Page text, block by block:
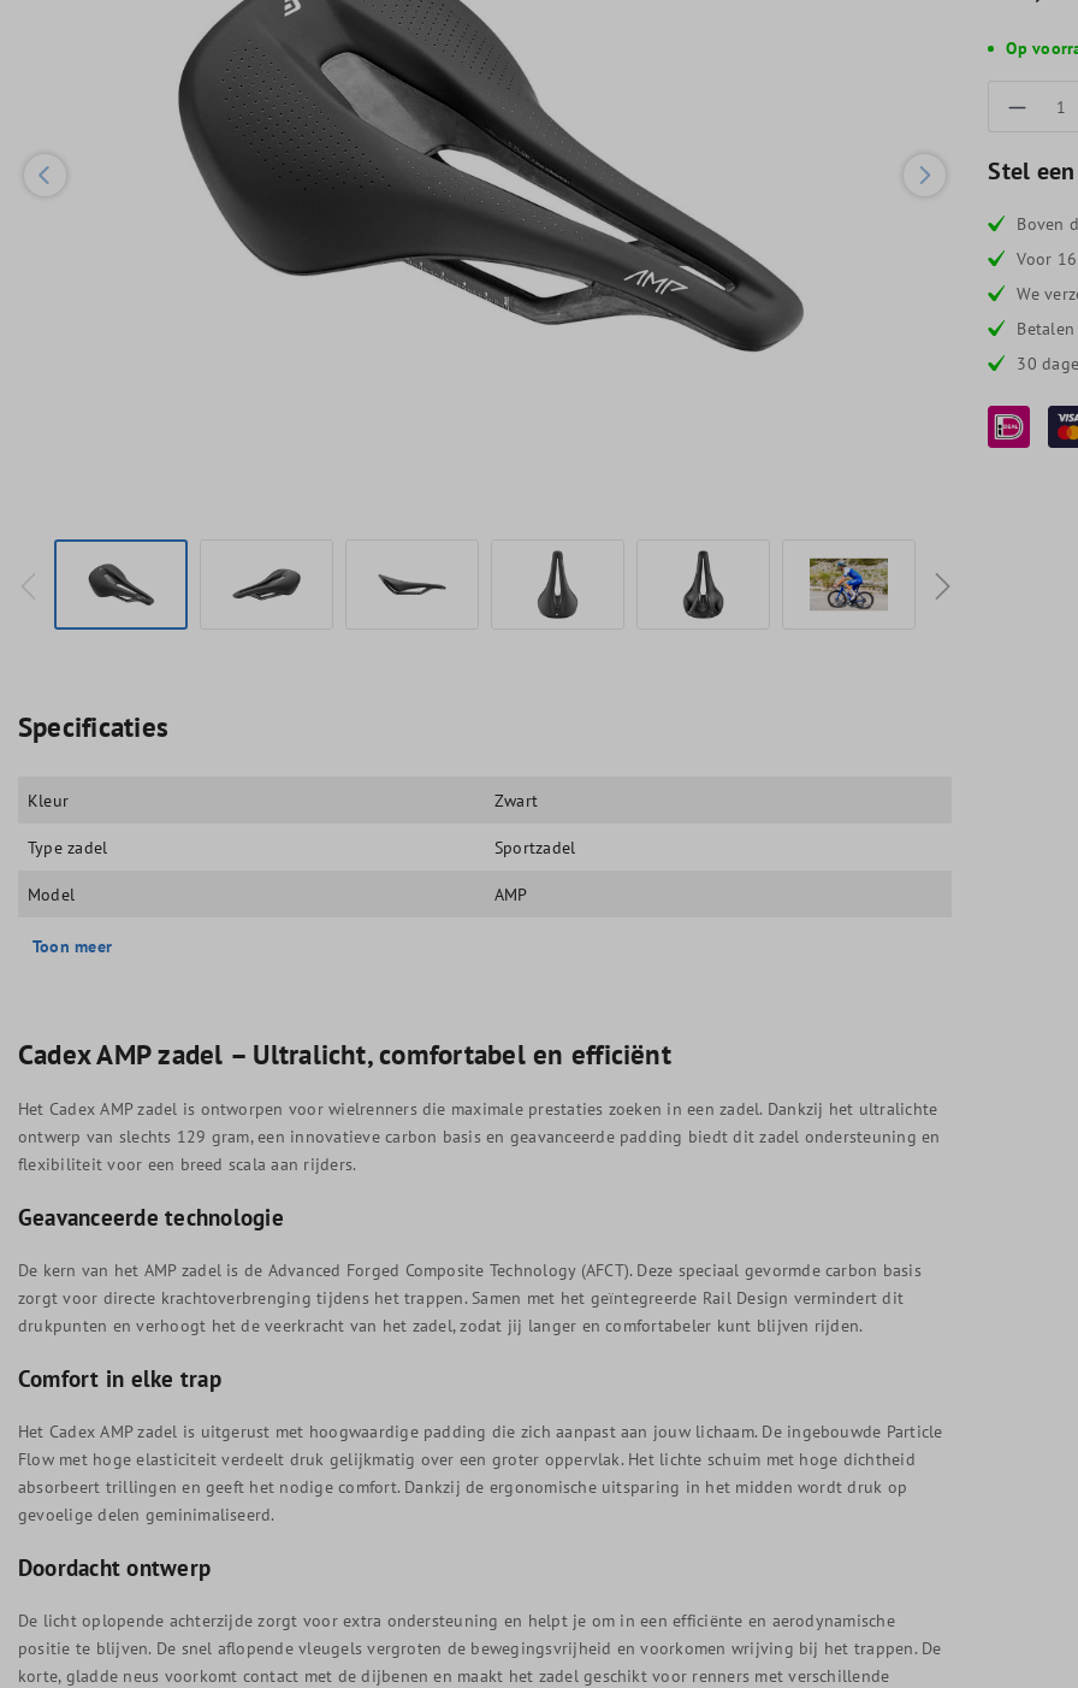
Op
Stel
Boven
Voor
We
30
Specificaties
Kleur Zwart
Type zadel Sportzadel
Model AMP
Toon meer
Cadex AMP zadel – Ultralicht, comfortabel en efficiënt
Het Cadex AMP zadel is ontworpen voor wielrenners die maximale prestaties zoeken in een zadel. Dankzij het ultralichte
ontwerp van slechts 129 gram, een innovatieve carbon basis en geavanceerde padding biedt dit zadel ondersteuning en
flexibiliteit voor een breed scala aan rijders.
Geavanceerde technologie
De kern van het AMP zadel is de Advanced Forged Composite Technology (AFCT). Deze speciaal gevormde carbon basis
zorgt voor directe krachtoverbrenging tijdens het trappen. Samen met het geïntegreerde Rail Design vermindert dit
drukpunten en verhoogt het de veerkracht van het zadel, zodat jij langer en comfortabeler kunt blijven rijden.
Comfort in elke trap
Het Cadex AMP zadel is uitgerust met hoogwaardige padding die zich aanpast aan jouw lichaam. De ingebouwde Particle
Flow met hoge elasticiteit verdeelt druk gelijkmatig over een groter oppervlak. Het lichte schuim met hoge dichtheid
absorbeert trillingen en geeft het nodige comfort. Dankzij de ergonomische uitsparing in het midden wordt druk op
gevoelige delen geminimaliseerd.
Doordacht ontwerp
De licht oplopende achterzijde zorgt voor extra ondersteuning en helpt je om in een efficiënte en aerodynamische
positie te blijven. De snel aflopende vleugels vergroten de bewegingsvrijheid en voorkomen wrijving bij het trappen. De
korte, gladde neus voorkomt contact met de dijbenen en maakt het zadel geschikt voor renners met verschillende